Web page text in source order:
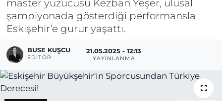
master yüzücüsü Kezban Yeşer, ulusal
şampiyonada gösterdiği performansla
Eskişehir’e gurur yaşattı.
BUSE KUŞCU
EDITÖR
21.05.2025 - 12:13
YAYINLANMA